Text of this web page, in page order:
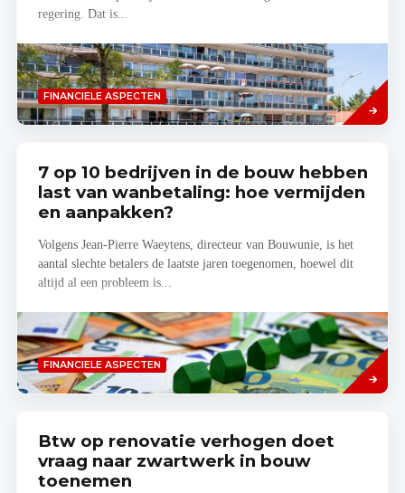
regering. Dat is...
FINANCIELE ASPECTEN
Lees
meer
7 op 10 bedrijven in de bouw hebben
last van wanbetaling: hoe vermijden
en aanpakken?
Volgens Jean-Pierre Waeytens, directeur van Bouwunie, is het
aantal slechte betalers de laatste jaren toegenomen, hoewel dit
altijd al een probleem is...
FINANCIELE ASPECTEN
Lees
meer
Btw op renovatie verhogen doet
vraag naar zwartwerk in bouw
toenemen